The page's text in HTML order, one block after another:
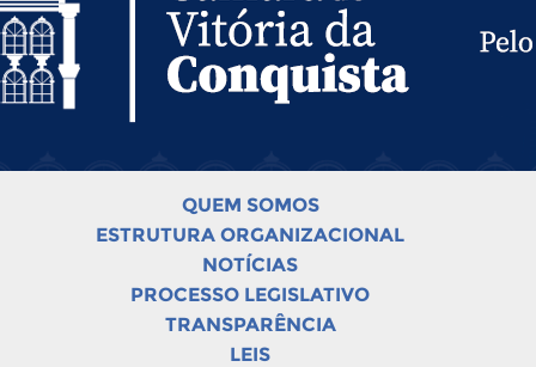
QUEM SOMOS
ESTRUTURA ORGANIZACIONAL
NOTÍCIAS
PROCESSO LEGISLATIVO
TRANSPARÊNCIA
LEIS